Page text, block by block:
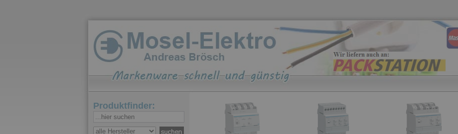
Produktfinder: